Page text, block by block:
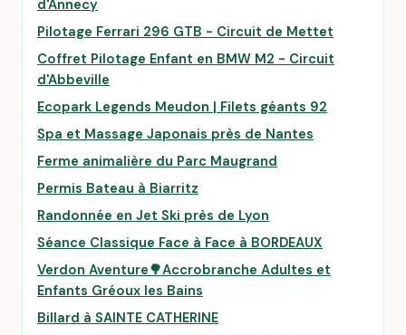
d'Annecy
Pilotage Ferrari 296 GTB - Circuit de Mettet
Coffret Pilotage Enfant en BMW M2 - Circuit
d'Abbeville
Ecopark Legends Meudon | Filets géants 92
Spa et Massage Japonais près de Nantes
Ferme animalière du Parc Maugrand
Permis Bateau à Biarritz
Randonnée en Jet Ski près de Lyon
Séance Classique Face à Face à BORDEAUX
Verdon Aventure🌳Accrobranche Adultes et
Enfants Gréoux les Bains
Billard à SAINTE CATHERINE